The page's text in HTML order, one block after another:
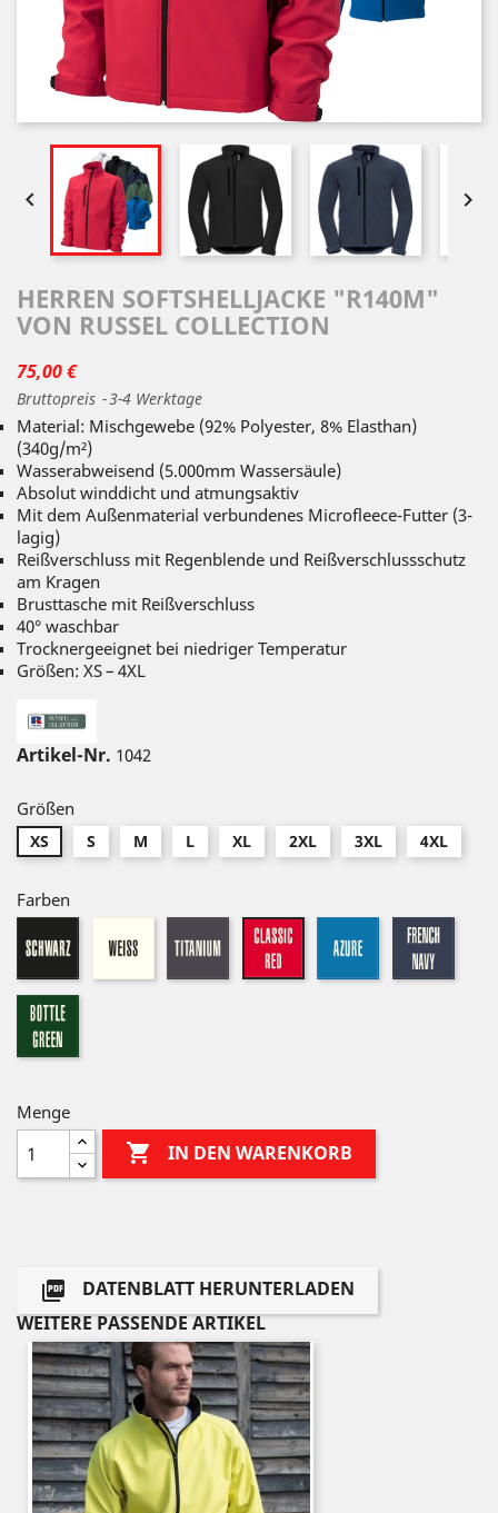
 
HERREN SOFTSHELLJACKE "R140M"
VON RUSSEL COLLECTION
75,00 €
Bruttopreis 3-4 Werktage
Material: Mischgewebe (92% Polyester, 8% Elasthan)
(340g/m²)
Wasserabweisend (5.000mm Wassersäule)
Absolut winddicht und atmungsaktiv
Mit dem Außenmaterial verbundenes Microfleece-Futter (3-
lagig)
Reißverschluss mit Regenblende und Reißverschlussschutz
am Kragen
Brusttasche mit Reißverschluss
40° waschbar
Trocknergeeignet bei niedriger Temperatur
Größen: XS – 4XL
Artikel-Nr. 1042
Größen
XS S M L XL 2XL 3XL 4XL
Farben
titanium azure
Menge
 IN DEN WARENKORB

DATENBLATT HERUNTERLADEN
WEITERE PASSENDE ARTIKEL